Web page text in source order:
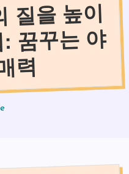
질을 높이
꿈꾸는 야
력